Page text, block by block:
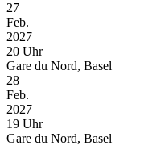
27
Feb.
2027
20 Uhr
Gare du Nord, Basel
28
Feb.
2027
19 Uhr
Gare du Nord, Basel